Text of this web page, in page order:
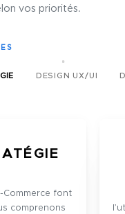
vos priorités.
DESIGN UX/UI
Commerce font
comprenons